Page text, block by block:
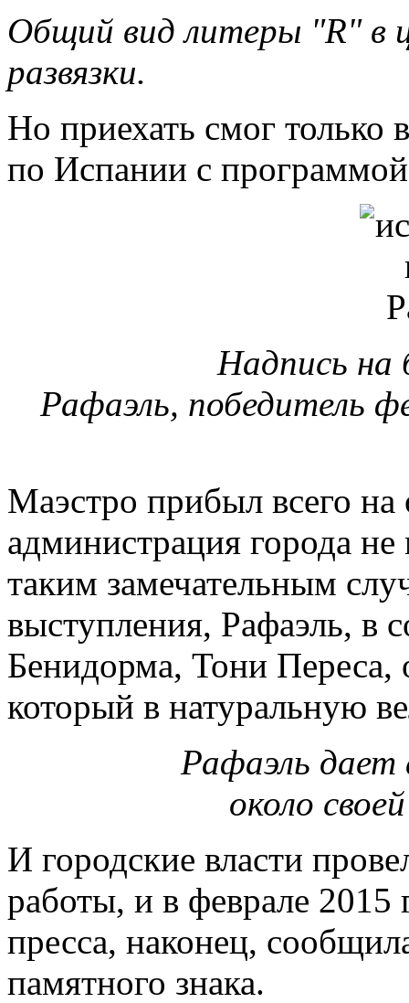
Общий вид литеры "R" в
развязки.
Но приехать смог только
по Испании с
Надпись на
Рафаэль, победитель
Маэстро прибыл всего
администрация города не
таким замечательным
выступления, Рафаэль, в
Бенидорма, Тони Переса,
который в натуральную
Рафаэль
около
И городские власти
работы, и в феврале 2015
пресса, наконец,
памятного знака.